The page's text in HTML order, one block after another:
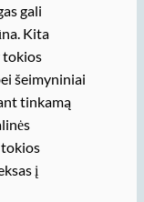
gali
Kita
tokios
šeimyniniai
tinkamą
į